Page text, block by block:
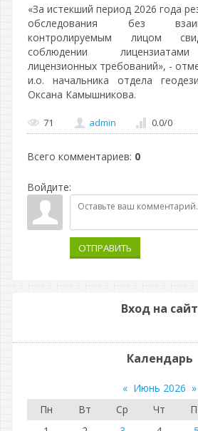
«За истекший период 2026 года
обследования без
контролируемым лицом
соблюдении
лицензионных требований», -
и.о. начальника отдела
Оксана Камышникова.
71 admin 0.0/0
Всего комментариев: 0
Войдите:
ОТПРАВИТЬ
Вход на сайт
Календарь
« Июнь 2026 »
Пн
Вт Ср Чт